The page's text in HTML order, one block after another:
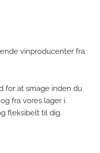
vinproducenter fra
for at smage inden du
fra vores lager i
fleksibelt til dig.